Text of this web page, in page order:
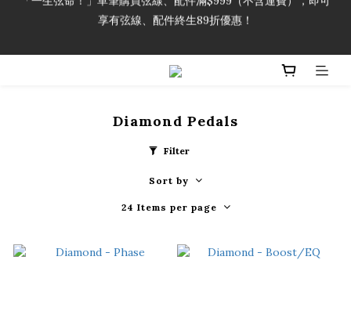
「一生弦命！」單筆購買弦線、配件滿$999（不含運費），即可
享有弦線、配件終生89折優惠！
加入會員即領2000元購物金。 加入購物車查看更多折扣！
享有弦線、配件終生89折優惠！
Diamond Pedals
Filter
Sort by
24 Items per page